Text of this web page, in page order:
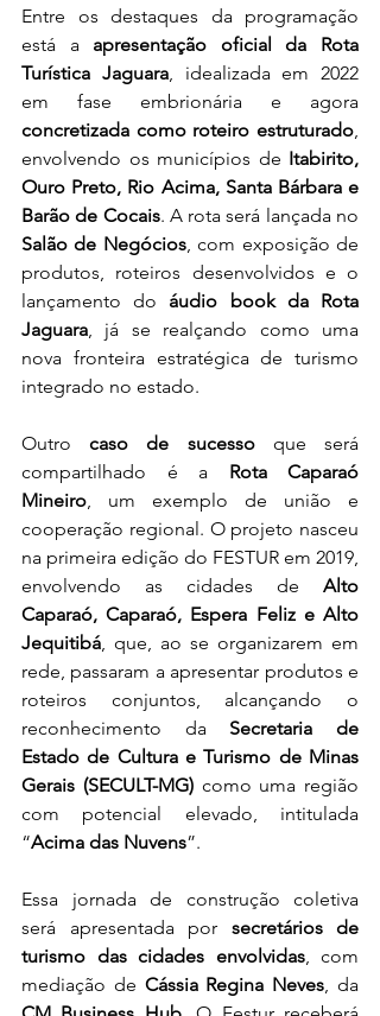
Entre os destaques da programação
está a apresentação oficial da Rota
Turística Jaguara, idealizada em 2022
concretizada como roteiro estruturado,
envolvendo os municípios de Itabirito,
Ouro Preto, Rio Acima, Santa Bárbara e
Barão de Cocais
Salão de Negócios, com exposição de
produtos, roteiros desenvolvidos e o
lançamento do áudio book da Rota
Jaguara, já se realçando como uma
nova fronteira estratégica de turismo
integrado no estado.
Outro caso de sucesso que será
compartilhado é a Rota Caparaó
Mineiro, um exemplo de união e
cooperação regional. O projeto nasceu
na primeira edição do FESTUR em 2019,
envolvendo as cidades de Alto
Caparaó, Caparaó, Espera Feliz e Alto
Jequitibá, que, ao se organizarem em
rede, passaram a apresentar produtos e
roteiros conjuntos, alcançando o
reconhecimento da Secretaria de
Estado de Cultura e Turismo de Minas
Gerais (SECULT-MG) como uma região
com potencial elevado, intitulada
“Acima das Nuvens”.
Essa jornada de construção coletiva
será apresentada por secretários de
turismo das cidades envolvidas, com
mediação de Cássia Regina Neves